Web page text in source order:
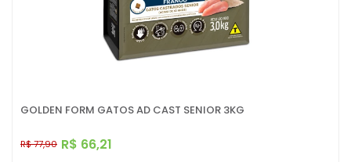
GOLDEN FORM GATOS AD CAST SENIOR 3KG
R$ 66,21
R$ 77,90